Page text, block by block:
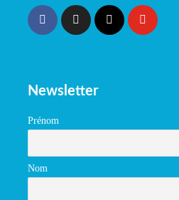
Newsletter
Prénom
Nom